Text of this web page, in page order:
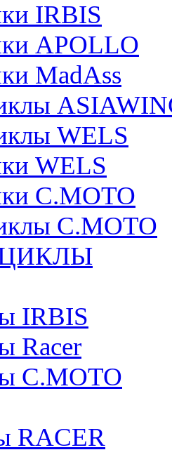
IRBIS
APOLLO
MadAss
WELS
WELS
C.MOTO
C.MOTO
IRBIS
Racer
C.MOTO
RACER